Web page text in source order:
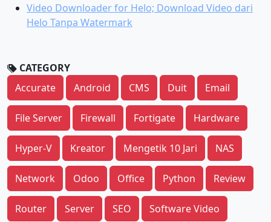
Video Downloader for Helo; Download Video dari
Helo Tanpa Watermark
CATEGORY
Accurate
Android CMS Duit Email
File Server Firewall Fortigate Hardware
Hyper-V Kreator Mengetik 10 Jari NAS
Network Odoo Office Python Review
Router Server SEO Software Video